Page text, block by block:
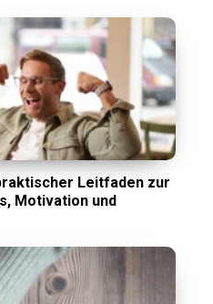
Leitfaden zur
Motivation und